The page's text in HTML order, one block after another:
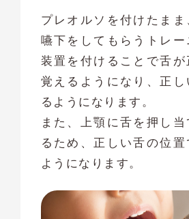
プレオルソを付けたまま
嚥下をしてもらうトレー
装置を付けることで舌が
覚えるようになり、正し
るようになります。
また、上顎に舌を押し
るため、正しい舌の位置
ようになります。